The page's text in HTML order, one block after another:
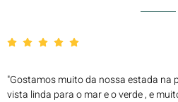
"Gostamos muito da nossa estada na
vista linda para o mar e o verde , e